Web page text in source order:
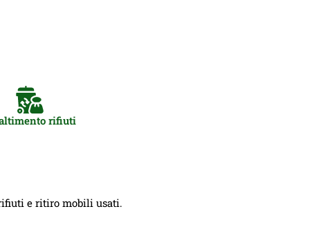
rifiuti
e ritiro mobili usati.